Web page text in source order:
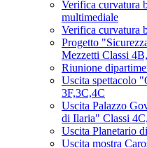
Verifica curvatura
multimediale
Verifica curvatura
Progetto
Mezzetti Classi
Riunione
Uscita spettacolo
3F,3C,4C
Uscita Palazzo
di Ilaria" Classi
Uscita Planetario
Uscita mostra